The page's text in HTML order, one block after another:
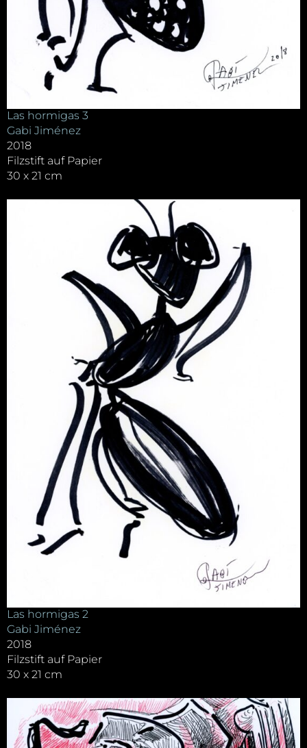
Las hormigas 3
Gabi Jiménez
2018
Filzstift auf Papier
30 x 21 cm
Las hormigas 2
Gabi Jiménez
2018
Filzstift auf Papier
30 x 21 cm